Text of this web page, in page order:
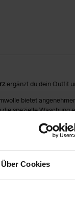
Über Cookies
ergänzt du dein Outfit
bietet
spezielle Waschung
Zeit noch
dem Sport-Club